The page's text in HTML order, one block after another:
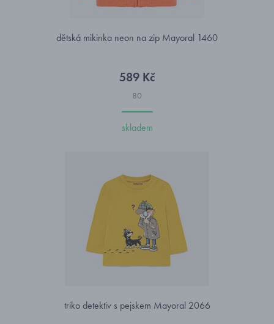
dětská mikinka neon na zip Mayoral 1460
589 Kč
80
skladem
triko detektiv s pejskem Mayoral 2066